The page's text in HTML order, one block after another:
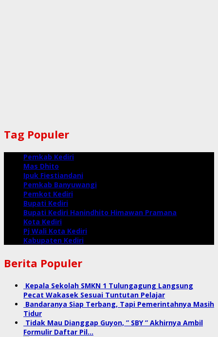
Tag Populer
Pemkab Kediri
Mas Dhito
Ipuk Fiestiandani
Pemkab Banyuwangi
Pemkot Kediri
Bupati Kediri
Bupati Kediri Hanindhito Himawan Pramana
Kota Kediri
Pj Wali Kota Kediri
Kabupaten Kediri
Berita Populer
Kepala Sekolah SMKN 1 Tulungagung Langsung
Pecat Wakasek Sesuai Tuntutan Pelajar
Bandaranya Siap Terbang, Tapi Pemerintahnya Masih
Tidur
Tidak Mau Dianggap Guyon, ” SBY ” Akhirnya Ambil
Formulir Daftar Pil…